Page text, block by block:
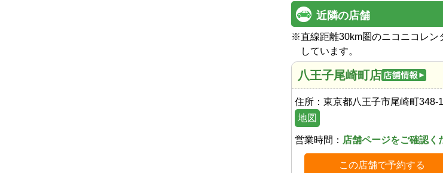
近隣の店舗
※直線距離30km圏のニコニコレ
しています。
八王子尾崎町店
住所： 東京都八王子市尾崎町348-1
地図
営業時間： 店舗ページをご確認く
この店舗で予約する